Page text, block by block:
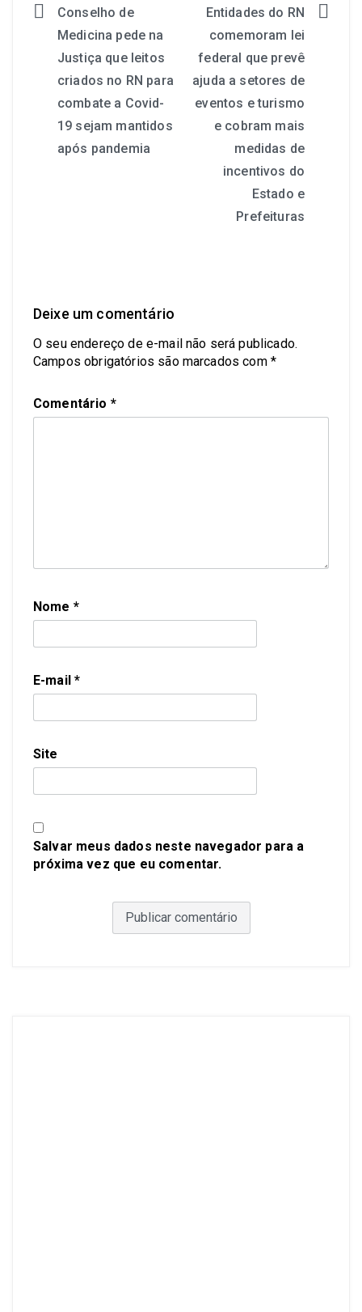
Conselho de
Medicina pede na
Justiça que leitos
criados no RN para
combate a Covid-
19 sejam mantidos
após pandemia
Entidades do RN
comemoram lei
federal que prevê
ajuda a setores de
eventos e turismo
e cobram mais
medidas de
incentivos do
Estado e
Prefeituras
Deixe um comentário
O seu endereço de e-mail não será publicado.
Campos obrigatórios são marcados com *
Comentário *
Nome *
E-mail*
Site
Salvar meus dados neste navegador para a
próxima vez que eu comentar.